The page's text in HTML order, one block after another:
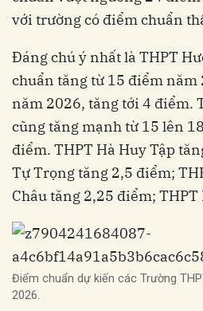
với trường có điểm chuẩn
Đáng chú ý nhất là THPT
chuẩn tăng từ 15 điểm năm
năm 2026, tăng tới 4 điểm.
cũng tăng mạnh từ 15 lên
điểm. THPT Hà Huy Tập
Tự Trọng tăng 2,5 điểm;
Châu tăng 2,25 điểm;
Điểm chuẩn dự kiến các Trường
2026.